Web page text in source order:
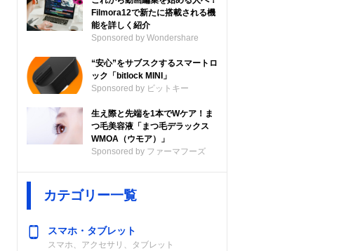
Filmora12で新たに搭載される機
能を詳しく紹介
Sponsored by Wondershare
“安心”をサブスクするスマートロ
ック「bitlock MINI」
Sponsored by ビットキー
生え際と先端を1本でWケア！ま
つ毛美容液「まつ毛デラックス
WMOA（ウモア）」
Sponsored by ファーマフーズ
カテゴリー一覧
スマホ・タブレット
スマホ、アクセサリ、タブレット